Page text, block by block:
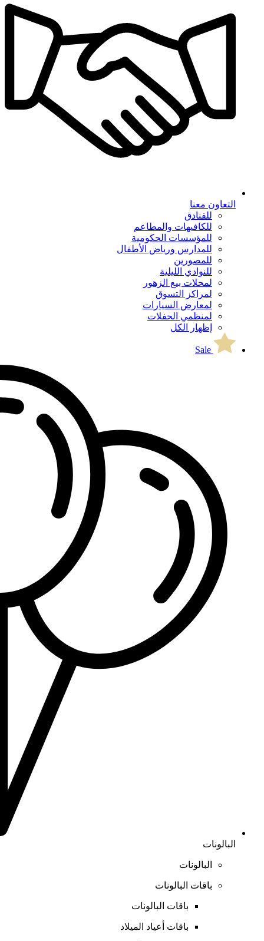
التعاون معنا
للفنادق
للكافيهات والمطاعم
للمؤسسات الحكومية
للمدارس ورياض الأطفال
للمصورين
للنوادي الليلية
لمحلات بيع الزهور
لمراكز التسوق
لمعارض السيارات
لمنظمي الحفلات
إظهار الكل
البالونات
البالونات
باقات البالونات
باقات البالونات
باقات أعياد الميلاد